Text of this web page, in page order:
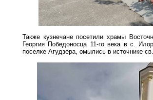
Также кузнечане посетили храмы
Георгия Победоносца 11-го века в с.
поселке Агудзера, омылись в источнике